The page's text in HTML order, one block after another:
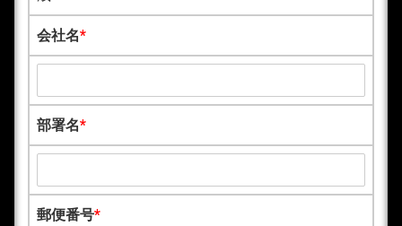
会社名*
部署名*
郵便番号*